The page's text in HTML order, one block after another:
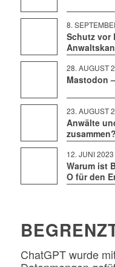
8.
Schutz vor
28. AUGUST
Mastodon
23. AUGUST
Anwälte
zusammen?
12. JUNI 2023
Warum ist
O für den
ChatGPT wurde